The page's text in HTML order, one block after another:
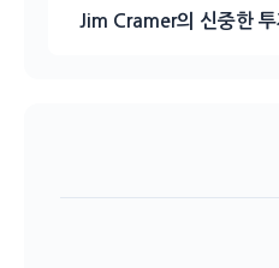
Jim Cramer의 신중한